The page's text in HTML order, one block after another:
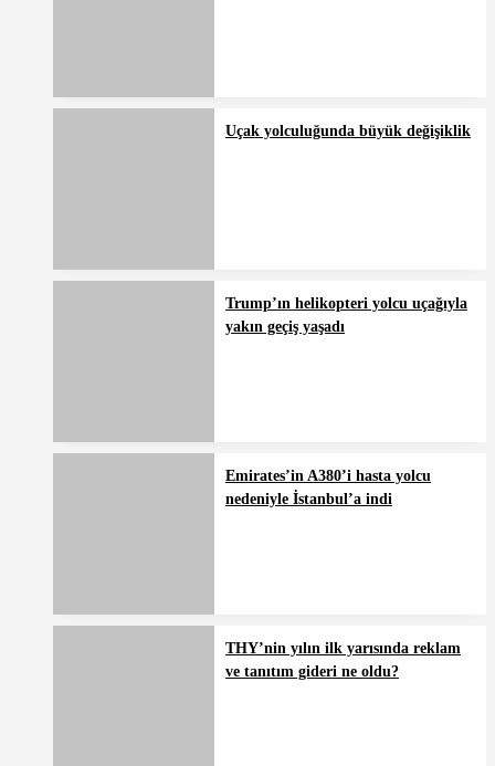
Uçak yolculuğunda büyük değişiklik
Trump’ın helikopteri yolcu uçağıyla
yakın geçiş yaşadı
Emirates’in A380’i hasta yolcu
nedeniyle İstanbul’a indi
THY’nin yılın ilk yarısında reklam
ve tanıtım gideri ne oldu?